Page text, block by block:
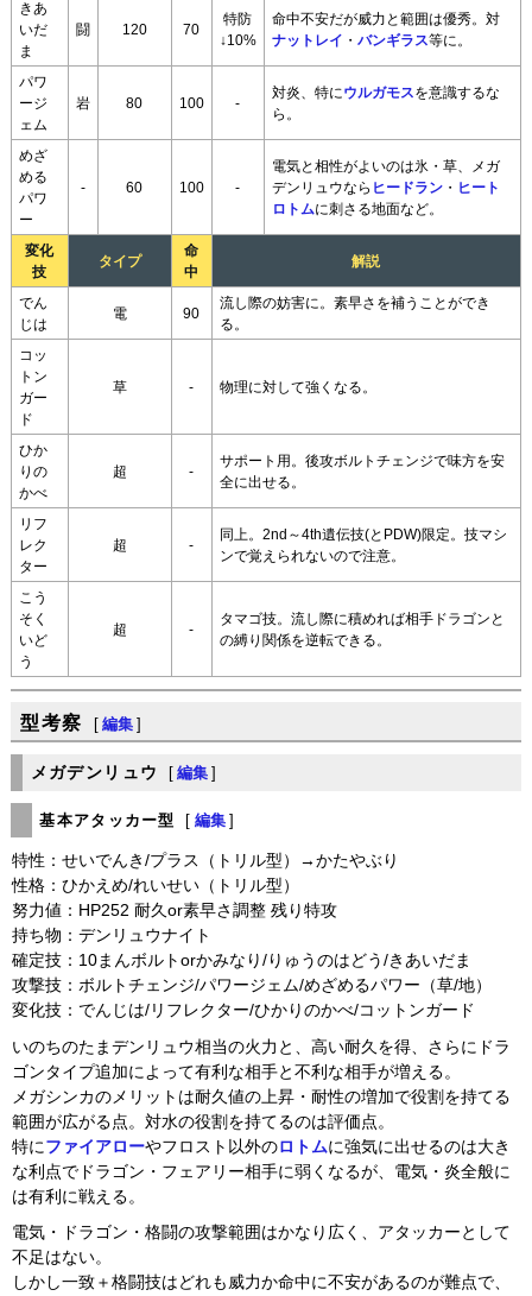
きあ
いだ
ま
闘 120 70
特防
↓10%
命中不安だが威力と範囲は優秀。対
ナットレイ ・ バンギラス等に。
パワ
ージ
ェム
岩 80 100 -
対炎、特にウルガモスを意識するな
ら。
めざ
める
パワ
ー
- 60 100 -
電気と相性がよいのは氷・草、メガ
デンリュウなら ヒードラン・
ヒート
ロトムに刺さる地面など。
変化
技
タイプ
命
中
解説
でん
じは
電 90
流し際の妨害に。素早さを補うことができ
る。
コッ
トン
ガー
ド
草 - 物理に対して強くなる。
ひか
りの
かべ
超 -
サポート用。後攻ボルトチェンジで味方を安
全に出せる。
リフ
レク
ター
超 -
同上。2nd～4th遺伝技(とPDW)限定。技マシ
ンで覚えられないので注意。
こう
そく
いど
う
超 -
タマゴ技。流し際に積めれば相手ドラゴンと
の縛り関係を逆転できる。
型考察 [ 編集 ]
メガデンリュウ [ 編集 ]
基本アタッカー型 [ 編集 ]
特性：せいでんき/プラス（トリル型）→かたやぶり
性格：ひかえめ/れいせい（トリル型）
努力値：HP252 耐久or素早さ調整 残り特攻
持ち物：デンリュウナイト
確定技：10まんボルトorかみなり/りゅうのはどう/きあいだま
攻撃技：ボルトチェンジ/パワージェム/めざめるパワー（草/地）
変化技：でんじは/リフレクター/ひかりのかべ/コットンガード
いのちのたまデンリュウ相当の火力と、高い耐久を得、さらにドラ
ゴンタイプ追加によって有利な相手と不利な相手が増える。
メガシンカのメリットは耐久値の上昇・耐性の増加で役割を持てる
範囲が広がる点。対水の役割を持てるのは評価点。
特に ファイアローやフロスト以外のロトムに強気に出せるのは大き
な利点でドラゴン・フェアリー相手に弱くなるが、電気・炎全般に
は有利に戦える。
電気・ドラゴン・格闘の攻撃範囲はかなり広く、アタッカーとして
不足はない。
しかし一致＋格闘技はどれも威力か命中に不安があるのが難点で、